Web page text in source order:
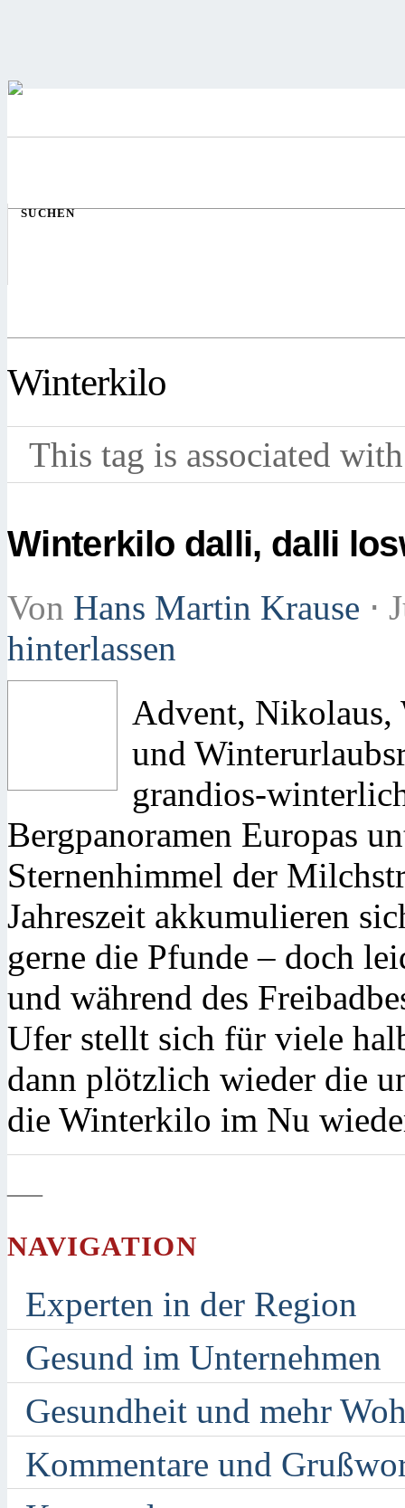
SUCHEN
Winterkilo
This tag is associated
Winterkilo dalli, dalli
Von Hans Martin Krause ⋅
hinterlassen
Advent, Nikolaus,
und
grandios-
Bergpanoramen Europas
Sternenhimmel der
Jahreszeit akkumulieren
gerne die Pfunde – doch
und während des
Ufer stellt sich für viele
dann plötzlich wieder die
die Winterkilo im Nu
—
NAVIGATION
Experten in der Region
Gesund im Unternehmen
Gesundheit und mehr
Kommentare und